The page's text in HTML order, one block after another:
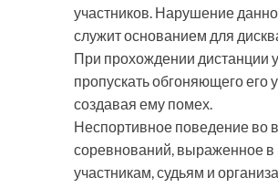
участников. Нарушение
служит основанием для
При прохождении дистанции
пропускать обгоняющего его
создавая ему помех.
Неспортивное поведение во
соревнований, выраженное в
участникам, судьям и